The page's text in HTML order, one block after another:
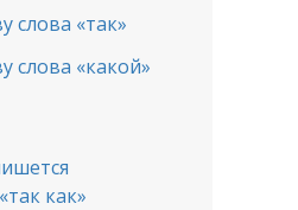
слова «так»
слова «какой»
как»